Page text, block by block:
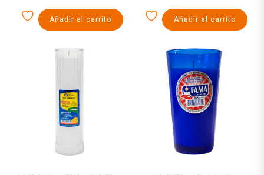
Añadir al carrito Añadir al carrito